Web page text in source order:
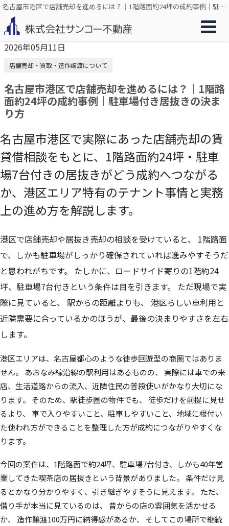
名古屋市港区で店舗売却を進めるには？｜1階路面約24坪の成約事例｜駐車場付き居抜きの決まり方
2026年05月11日
店舗売却・買取・造作譲渡について
名古屋市港区で店舗売却を進めるには？｜1階路
面約24坪の成約事例｜駐車場付き居抜きの決ま
り方
名古屋市港区で実際にあった店舗売却の賃
貸借相談をもとに、1階路面約24坪・駐車
場7台付きの居抜きがどう成約へつながる
か、港区エリア特有のテナント事情と実務
上の進め方を解説します。
港区で店舗売却や居抜き売却の相談を受けていると、 1階路面
で、しかも駐車場がしっかり確保されていれば進みやすそうだ
と思われがちです。 たしかに、ロードサイド寄りの1階約24
坪、駐車場7台付きという条件は目を引きます。 ただ現場で実
際に見ていると、 駅からの距離よりも、 港区らしい車利用と
近隣需要に合っているかのほうが、最後の決まりやすさを左右
します。
港区エリアは、名古屋都心のような徒歩回遊型の商圏ではありま
せん。 あおなみ線沿線の駅利用はあるものの、 実際には車での来
店、生活道路からの流入、近隣住民の普段使いがかなり大切にな
ります。 そのため、駅徒歩圏の物件でも、 徒歩だけを前提に見せ
るより、 車で入りやすいこと、駐車しやすいこと、地域に根付い
た使われ方ができることを整理した方が成約につながりやすくな
ります。
今回の案件は、1階路面で約24坪、駐車場7台付き、しかも40年営
業してきた喫茶店の居抜きという背景がありました。 条件だけ見
るとかなり分かりやすく、引き継ぎやすそうに見えます。 ただ、
借り手が本当に見ているのは、 昔からの店の雰囲気を活かせる
か、 造作譲渡100万円に納得感があるか、 そしてこの場所で継続